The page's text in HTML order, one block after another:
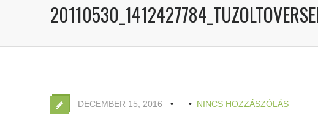
DECEMBER 15, 2016 NINCS HOZZÁSZÓLÁS